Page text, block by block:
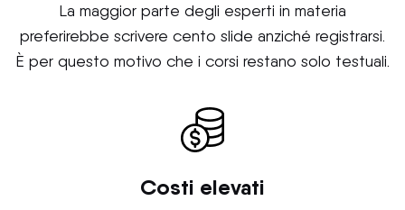
La maggior parte degli esperti in materia
preferirebbe scrivere cento slide anziché registrarsi.
È per questo motivo che i corsi restano solo testuali.
Costi elevati